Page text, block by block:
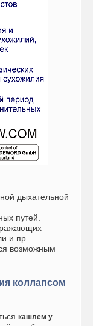
дыхательной
путей.
и пр.
возможным
коллапсом
кашлем у